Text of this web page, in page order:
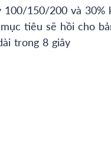
150/200 và 30%
tiêu sẽ hồi cho
trong 8 giây